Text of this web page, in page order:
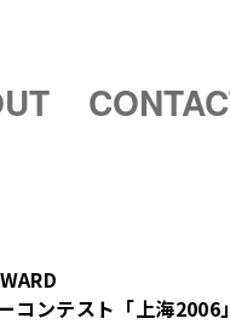
コンテスト「上海2006